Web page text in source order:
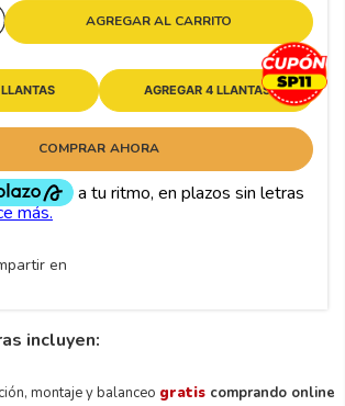
AGREGAR AL CARRITO
AGREGAR 4 LLANTAS
COMPRAR AHORA
en
incluyen:
montaje y balanceo gratis comprando online